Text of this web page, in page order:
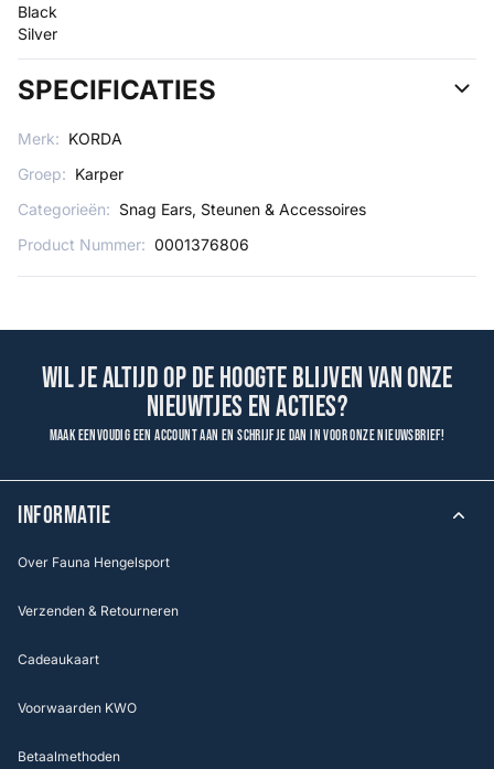
Black
Silver
SPECIFICATIES
Merk: KORDA
Groep: Karper
Categorieën: Snag Ears, Steunen & Accessoires
Product Nummer: 0001376806
Wil je altijd op de hoogte blijven van onze
nieuwtjes en acties?
Maak eenvoudig een account aan en schrijf je dan in voor onze nieuwsbrief!
INFORMATIE
Over Fauna Hengelsport
Verzenden & Retourneren
Cadeaukaart
Voorwaarden KWO
Betaalmethoden